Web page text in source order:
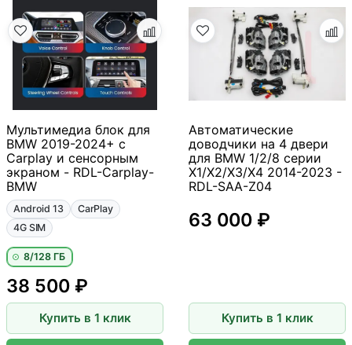
Мультимедиа блок для
BMW 2019-2024+ с
Carplay и сенсорным
экраном - RDL-Carplay-
BMW
Android 13
CarPlay
4G SIM
8/128 ГБ
38 500 ₽
Купить в 1 клик
Автоматические
доводчики на 4 двери
для BMW 1/2/8 серии
X1/X2/X3/X4 2014-2023 -
RDL-SAA-Z04
63 000 ₽
Купить в 1 клик